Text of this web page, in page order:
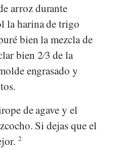
arroz durante
la harina de trigo
bien la mezcla de
bien 2⁄3 de la
engrasado y
de agave y el
Si dejas que el
2